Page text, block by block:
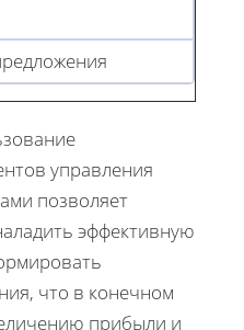
управления
позволяет
эффективную
что в конечном
прибыли и